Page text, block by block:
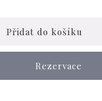
Přidat do košíku
Rezervace